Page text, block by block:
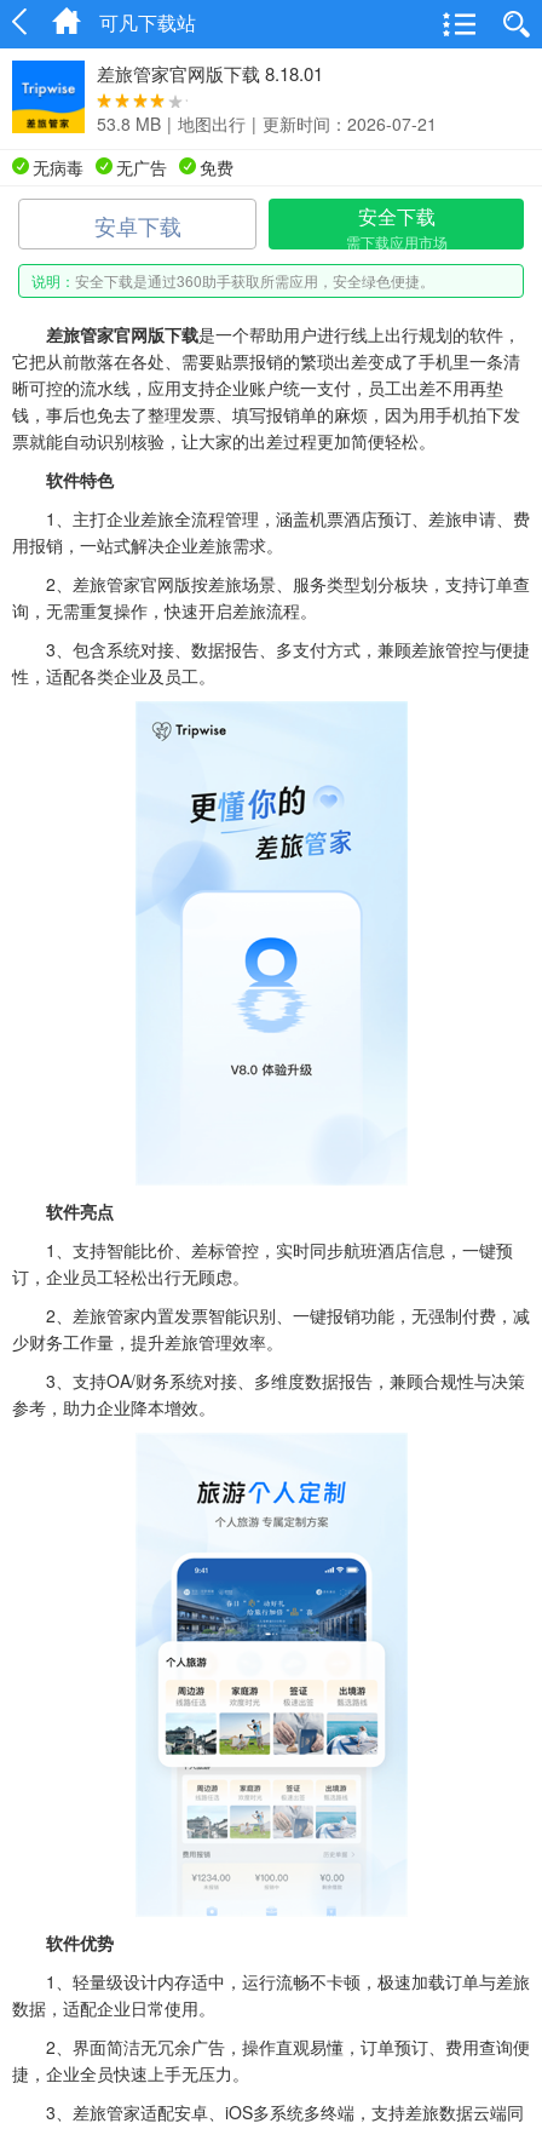
可凡下载站
差旅管家官网版下载 8.18.01
53.8 MB | 地图出行 | 更新时间：2026-07-21
无病毒
无广告 免费
安卓下载 安全下载
需下载应用市场
说明： 安全下载是通过360助手获取所需应用，安全绿色便捷。
差旅管家官网版下载是一个帮助用户进行线上出行规划的软件，
它把从前散落在各处、需要贴票报销的繁琐出差变成了手机里一条清
晰可控的流水线，应用支持企业账户统一支付，员工出差不用再垫
钱，事后也免去了整理发票、填写报销单的麻烦，因为用手机拍下发
票就能自动识别核验，让大家的出差过程更加简便轻松。
软件特色
1、主打企业差旅全流程管理，涵盖机票酒店预订、差旅申请、费
用报销，一站式解决企业差旅需求。
2、差旅管家官网版按差旅场景、服务类型划分板块，支持订单查
询，无需重复操作，快速开启差旅流程。
3、包含系统对接、数据报告、多支付方式，兼顾差旅管控与便捷
性，适配各类企业及员工。
软件亮点
1、支持智能比价、差标管控，实时同步航班酒店信息，一键预
订，企业员工轻松出行无顾虑。
2、差旅管家内置发票智能识别、一键报销功能，无强制付费，减
少财务工作量，提升差旅管理效率。
3、支持OA/财务系统对接、多维度数据报告，兼顾合规性与决策
参考，助力企业降本增效。
软件优势
1、轻量级设计内存适中，运行流畅不卡顿，极速加载订单与差旅
数据，适配企业日常使用。
2、界面简洁无冗余广告，操作直观易懂，订单预订、费用查询便
捷，企业全员快速上手无压力。
3、差旅管家适配安卓、iOS多系统多终端，支持差旅数据云端同